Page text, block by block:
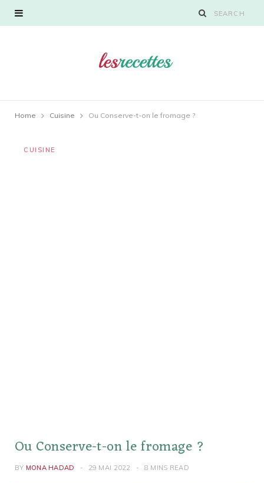
Home Cuisine Ou Conserve-t-on le fromage ?
CUISINE
Ou Conserve-t-on le fromage ?
BY MONA HADAD 29 MAI 2022 8 MINS READ